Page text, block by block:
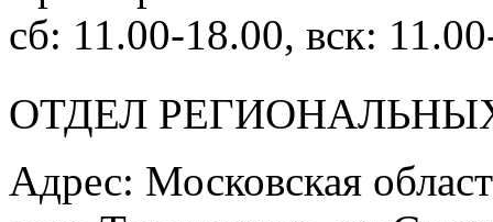
сб: 11.00-18.00, вск:
ОТДЕЛ
Адрес: Московская